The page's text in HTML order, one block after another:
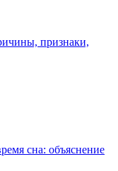
признаки,
сна: объяснение